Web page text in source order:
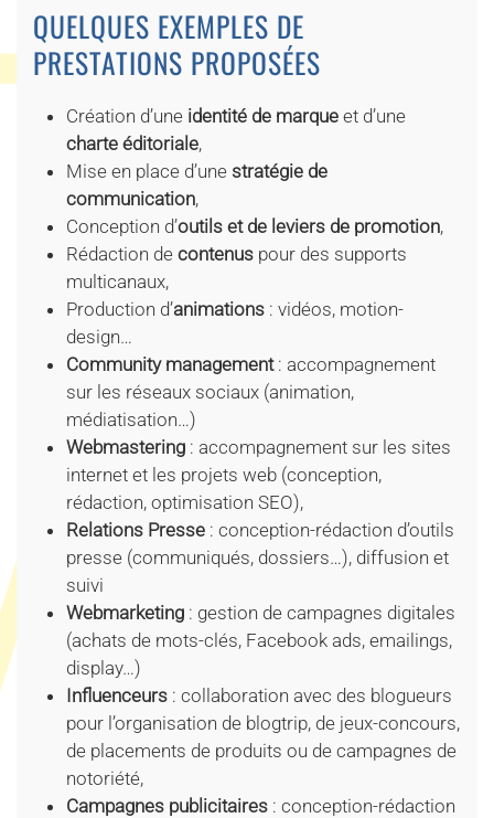
QUELQUES EXEMPLES DE
PRESTATIONS PROPOSÉES
Création d’une identité de marque et d’une
charte éditoriale,
Mise en place d’une stratégie de
communication,
Conception d’outils et de leviers de promotion,
Rédaction de contenus pour des supports
multicanaux,
Production d’animations : vidéos, motion-
design…
Community management: accompagnement
sur les réseaux sociaux (animation,
médiatisation…)
Webmastering : accompagnement sur les sites
internet et les projets web (conception,
rédaction, optimisation SEO),
Relations Presse : conception-rédaction d’outils
presse (communiqués, dossiers…), diffusion et
suivi
Webmarketing : gestion de campagnes digitales
(achats de mots-clés, Facebook ads, emailings,
display…)
Influenceurs : collaboration avec des blogueurs
pour l’organisation de blogtrip, de jeux-concours,
de placements de produits ou de campagnes de
notoriété,
Campagnes publicitaires : conception-rédaction